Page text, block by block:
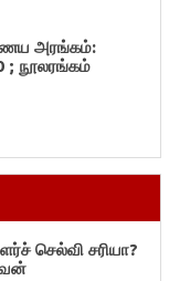
அரங்கம்:
; நூலரங்கம்
செல்வி சரியா?